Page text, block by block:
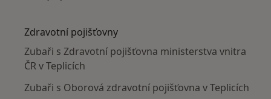
Zdravotní pojišťovny
Zubaři s Zdravotní pojišťovna ministerstva vnitra
ČR v Teplicích
Zubaři s Oborová zdravotní pojišťovna v Teplicích